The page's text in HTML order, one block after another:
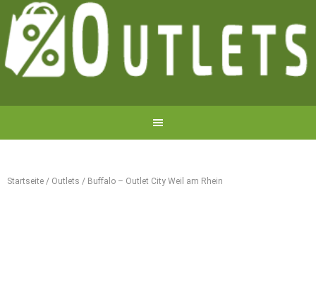
Startseite / Outlets / Buffalo – Outlet City Weil am Rhein